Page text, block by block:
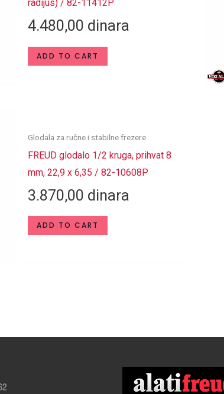
radijus) / 82-11412P
4.480,00 dinara
ADD TO CART
Glodala za ručne i stabilne frezere
FREUD glodalo 1/2 kruga, prihvat 8
mm, 22,9 x 6,35 / 82-10608P
3.870,00 dinara
ADD TO CART